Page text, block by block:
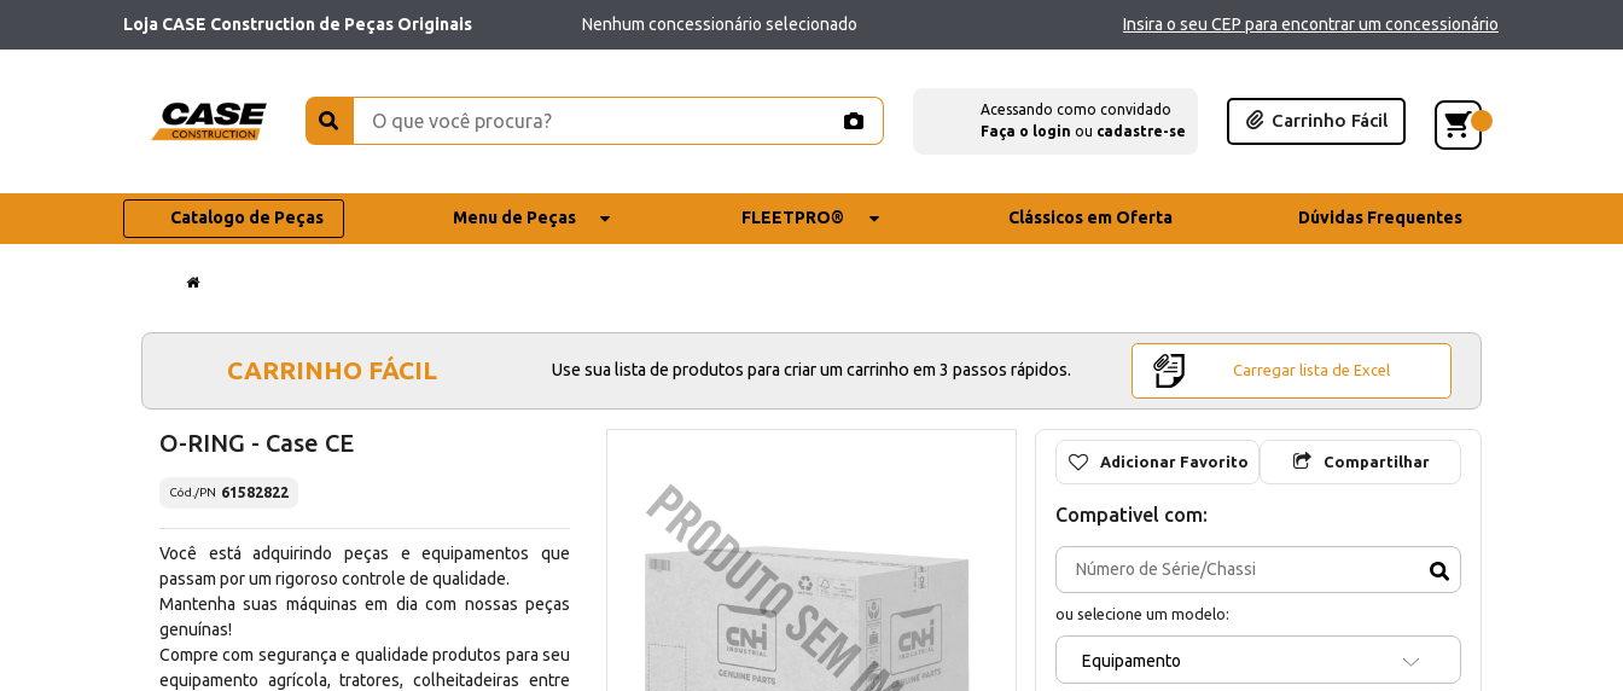
Loja CASE Construction de Peças Originais Nenhum concessionário selecionado Insira o seu CEP para encontrar um concessionário
Acessando como convidado
Faça o login ou cadastre-se
Carrinho Fácil
Catalogo de Peças Menu de Peças FLEETPRO® Clássicos em Oferta Dúvidas Frequentes
CARRINHO FÁCIL Use sua lista de produtos para criar um carrinho em 3 passos rápidos. Carregar lista de Excel
O-RING - Case CE
Cód./PN 61582822
Você está adquirindo peças e equipamentos que
passam por um rigoroso controle de qualidade.
Mantenha suas máquinas em dia com nossas peças
genuínas!
Compre com segurança e qualidade produtos para seu
equipamento agrícola, tratores, colheitadeiras entre
Adicionar Favorito Compartilhar
Compativel com:
ou selecione um modelo:
Equipamento